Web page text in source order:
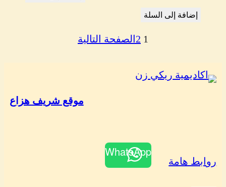
إضافة إلى السلة
1
2الصفحة التالية
موقع شريف هزاع
روابط هامة
WhatsApp